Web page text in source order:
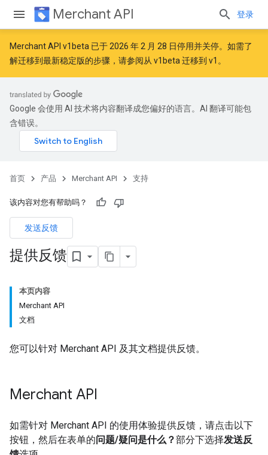
Merchant API 登录
Merchant API v1beta 已于 2026 年 2 月 28 日停用并关停。如需了
解迁移到最新稳定版的步骤，请参阅从 v1beta 迁移到 v1 。
Google 会使用 AI 技术将内容翻译成您偏好的语言。AI 翻译可能包
含错误。
首页 产品 Merchant API 支持
该内容对您有帮助吗？
发送反馈
提供反馈
本页内容
Merchant API
文档
您可以针对 Merchant API 及其文档提供反馈。
Merchant API
如需针对 Merchant API 的使用体验提供反馈，请点击以下
按钮，然后在表单的问题/疑问是什么？部分下选择发送反